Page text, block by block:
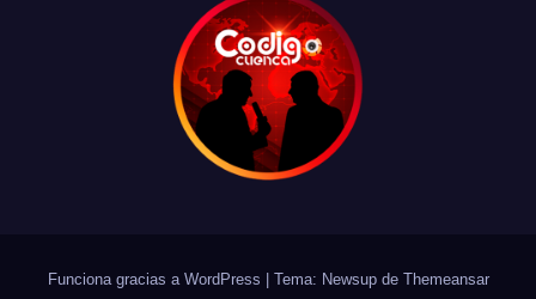
Funciona gracias a WordPress Tema: Newsup de Themeansar